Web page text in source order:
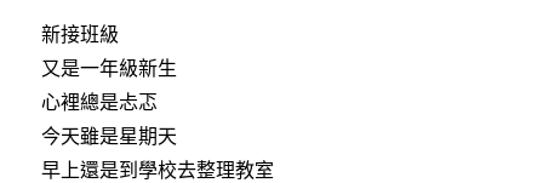
新接班級
又是一年級新生
心裡總是忐忑
今天雖是星期天
早上還是到學校去整理教室